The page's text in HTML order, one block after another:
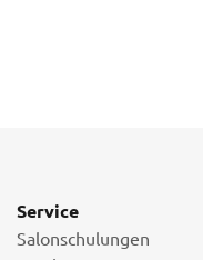
Service
Salonschulungen